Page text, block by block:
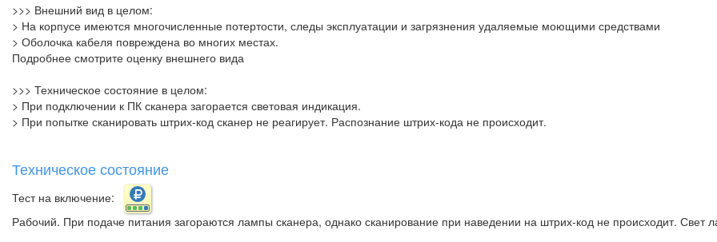
>>> Внешний вид в целом:
> На корпусе имеются многочисленные потертости, следы эксплуатации и загрязнения удаляемые моющими средствами
> Оболочка кабеля повреждена во многих местах.
Подробнее смотрите оценку внешнего вида
>>> Техническое состояние в целом:
> При подключении к ПК сканера загорается световая индикация.
> При попытке сканировать штрих-код сканер не реагирует. Распознание штрих-кода не происходит.
Техническое состояние
Тест на включение:
Рабочий. При подаче питания загораются лампы сканера, однако сканирование при наведении на штрих-код не происходит. Свет